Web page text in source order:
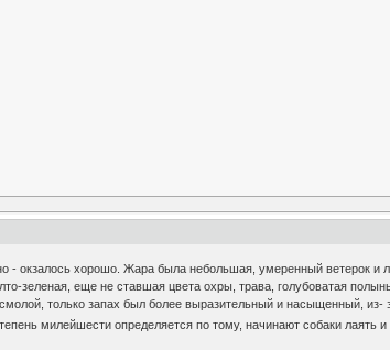
- окзалось хорошо. Жара была небольшая, умеренный ветерок и
зеленая, еще не ставшая цвета охры, трава, голубоватая
только запах был более выразительный и насыщенный, из-
милейшести определяется по тому, начинают собаки лаять